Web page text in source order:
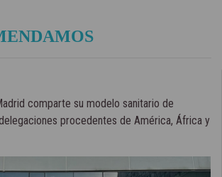
comparte su modelo sanitario de
procedentes de América, África y